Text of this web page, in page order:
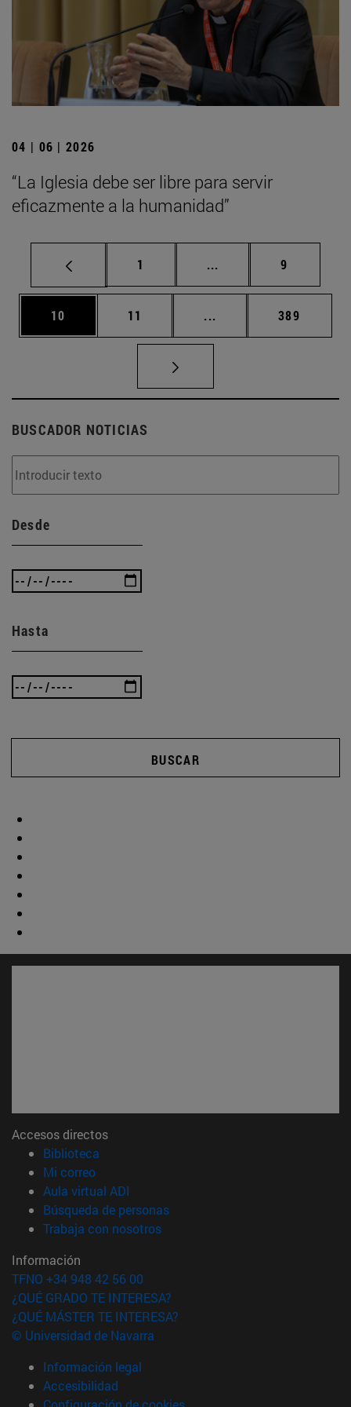
04 | 06 | 2026
“La Iglesia debe ser libre para servir
eficazmente a la humanidad”
Página
1 ... Páginas intermedias
Página
9
Página
10 Página
11 ... Páginas intermedias
Página
389
BUSCADOR NOTICIAS
Desde
Hasta
BUSCAR
Accesos directos
Biblioteca
Mi correo(abre en nueva ventana)
Aula virtual ADI
Búsqueda de personas(abre en nueva ventana)
Trabaja con nosotros(abre en nueva ventana)
Información
TFNO +34 948 42 56 00
¿QUÉ GRADO TE INTERESA?
¿QUÉ MÁSTER TE INTERESA?
© Universidad de Navarra
Información legal
Accesibilidad